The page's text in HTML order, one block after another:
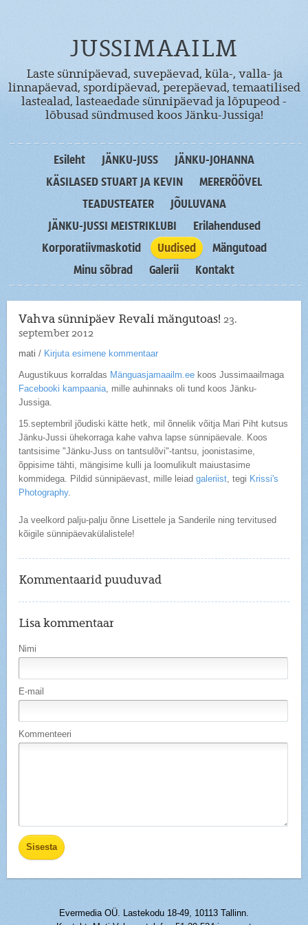
JUSSIMAAILM
Laste sünnipäevad, suvepäevad, küla-, valla- ja
linnapäevad, spordipäevad, perepäevad, temaatilised
lastealad, lasteaedade sünnipäevad ja lõpupeod -
lõbusad sündmused koos Jänku-Jussiga!
Esileht JÄNKU-JUSS
JÄNKU-JOHANNA
KÄSILASED STUART JA KEVIN
MERERÖÖVEL
TEADUSTEATER
JÕULUVANA
JÄNKU-JUSSI MEISTRIKLUBI
Erilahendused
Korporatiivmaskotid
Uudised
Mängutoad
Minu sõbrad
Galerii Kontakt
Vahva sünnipäev Revali mängutoas!23.
september 2012
mati / Kirjuta esimene kommentaar
Augustikuus korraldas Mänguasjamaailm.ee koos Jussimaailmaga
Facebooki kampaania, mille auhinnaks oli tund koos Jänku-
Jussiga.
15.septembril jõudiski kätte hetk, mil õnnelik võitja Mari Piht kutsus
Jänku-Jussi ühekorraga kahe vahva lapse sünnipäevale. Koos
tantsisime "Jänku-Juss on tantsulõvi"-tantsu, joonistasime,
õppisime tähti, mängisime kulli ja loomulikult maiustasime
kommidega. Pildid sünnipäevast, mille leiadgaleriist, tegi Krissi's
Photography.
Ja veelkord palju-palju õnne Lisettele ja Sanderile ning tervitused
kõigile sünnipäevakülalistele!
Kommentaarid puuduvad
Lisa kommentaar
Nimi
E-mail
Kommenteeri
Evermedia OÜ. Lastekodu 18-49, 10113 Tallinn.